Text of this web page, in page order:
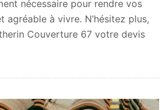
nécessaire pour rendre vos
agréable à vivre. N’hésitez plus,
Couverture 67 votre devis